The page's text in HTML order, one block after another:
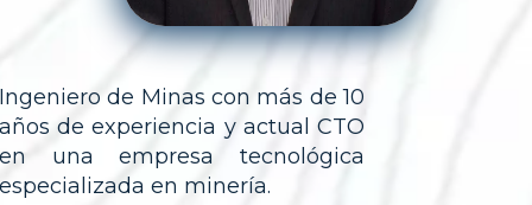
Ingeniero de Minas con más de 10
años de experiencia y actual CTO
en una empresa tecnológica
especializada en minería.